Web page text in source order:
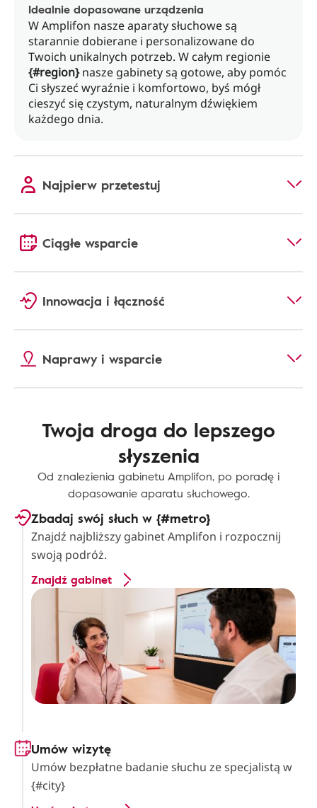
Idealnie dopasowane urządzenia
W Amplifon nasze aparaty słuchowe są
starannie dobierane i personalizowane do
Twoich unikalnych potrzeb. W całym regionie
{#region}nasze gabinety są gotowe, aby pomóc
Ci słyszeć wyraźnie i komfortowo, byś mógł
cieszyć się czystym, naturalnym dźwiękiem
każdego dnia.
Najpierw przetestuj
Ciągłe wsparcie
Innowacja i łączność
Naprawy i wsparcie
Twoja droga do lepszego
słyszenia
Od znalezienia gabinetu Amplifon, po poradę i
dopasowanie aparatu słuchowego.
Zbadaj swój słuch w {#metro}
Znajdź najbliższy gabinet Amplifon i rozpocznij
swoją podróż.
Znajdź gabinet
Umów wizytę
Umów bezpłatne badanie słuchu ze specjalistą w
{#city}